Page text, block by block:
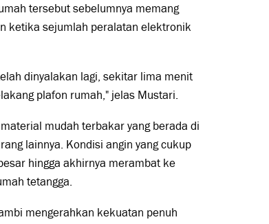
tersebut sebelumnya memang
ketika sejumlah peralatan elektronik
dinyalakan lagi, sekitar lima menit
plafon rumah," jelas Mustari.
mudah terbakar yang berada di
lainnya. Kondisi angin yang cukup
hingga akhirnya merambat ke
tetangga.
mengerahkan kekuatan penuh